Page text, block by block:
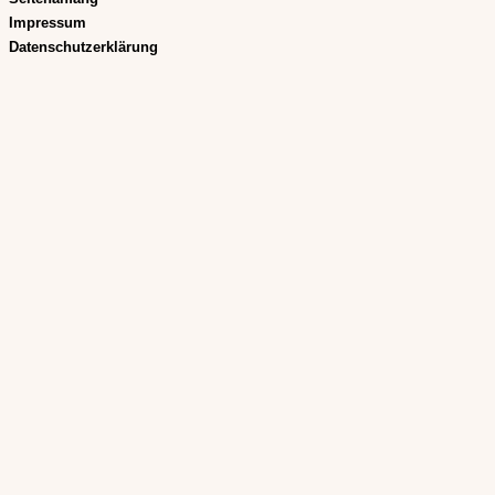
Impressum
Datenschutzerklärung